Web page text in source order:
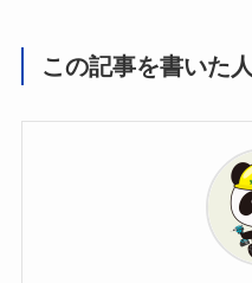
この記事を書いた人